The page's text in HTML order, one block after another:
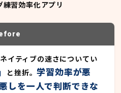
練習効率化アプリ
イティブの速さについてい
と挫折。学習効率が悪
しを一人で判断できな